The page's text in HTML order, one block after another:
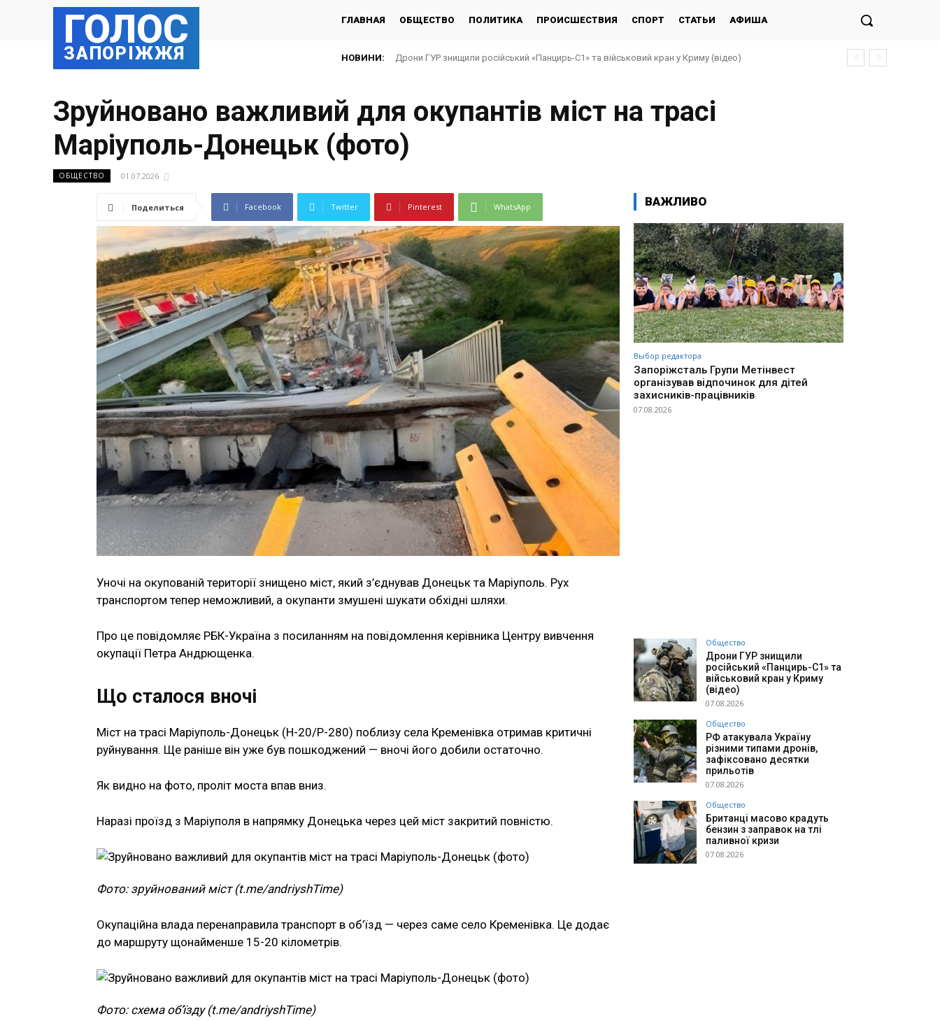
ГОЛОС
ЗАПОРІЖЖЯ
ГЛАВНАЯ ОБЩЕСТВО ПОЛИТИКА ПРОИСШЕСТВИЯ СПОРТ СТАТЬИ АФИША
НОВИНИ: Дрони ГУР знищили російський «Панцирь-С1» та військовий кран у Криму (відео)
Зруйновано важливий для окупантів міст на трасі
Маріуполь-Донецьк (фото)
ОБЩЕСТВО 01.07.2026
Поделиться Facebook Twitter Pinterest WhatsApp
Уночі на окупованій території знищено міст, який з’єднував Донецьк та Маріуполь. Рух
транспортом тепер неможливий, а окупанти змушені шукати обхідні шляхи.
Про це повідомляє РБК-Україна з посиланням на повідомлення керівника Центру вивчення
окупації Петра Андрющенка.
Що сталося вночі
Міст на трасі Маріуполь-Донецьк (Н-20/Р-280) поблизу села Кременівка отримав критичні
руйнування. Ще раніше він уже був пошкоджений — вночі його добили остаточно.
Як видно на фото, проліт моста впав вниз.
Наразі проїзд з Маріуполя в напрямку Донецька через цей міст закритий повністю.
Фото: зруйнований міст (t.me/andriyshTime)
Окупаційна влада перенаправила транспорт в об’їзд — через саме село Кременівка. Це додає
до маршруту щонайменше 15-20 кілометрів.
Фото: схема об’їзду (t.me/andriyshTime)
ВАЖЛИВО
Выбор редактора
Запоріжсталь Групи Метінвест
організував відпочинок для дітей
захисників-працівників
07.08.2026
Общество
Дрони ГУР знищили
російський «Панцирь-С1» та
військовий кран у Криму
(відео)
07.08.2026
Общество
РФ атакувала Україну
різними типами дронів,
зафіксовано десятки
прильотів
07.08.2026
Общество
Британці масово крадуть
бензин з заправок на тлі
паливної кризи
07.08.2026